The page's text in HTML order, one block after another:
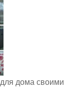
дома своими